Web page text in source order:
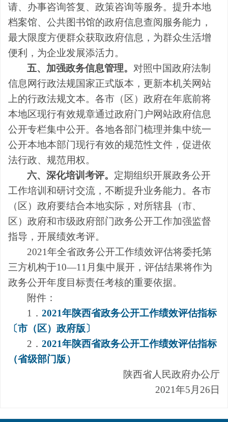
请、办事咨询答复、政策咨询等服务。提升本地
档案馆、公共图书馆的政府信息查阅服务能力，
最大限度方便群众获取政府信息，为群众生活增
便利，为企业发展添活力。
五、加强政务信息管理。 对照中国政府法制
信息网行政法规国家正式版本，更新本机关网站
上的行政法规文本。各市（区）政府在年底前将
本地区现行有效规章通过政府门户网站政府信息
公开专栏集中公开。各地各部门梳理并集中统一
公开本地本部门现行有效的规范性文件，促进依
法行政、规范用权。
六、深化培训考评。 定期组织开展政务公开
工作培训和研讨交流，不断提升业务能力。各市
（区）政府要结合本地实际，对所辖县（市、
区）政府和市级政府部门政务公开工作加强监督
指导，开展绩效考评。
2021年全省政务公开工作绩效评估将委托第
三方机构于10—11月集中展开，评估结果将作为
政务公开年度目标责任考核的重要依据。
附件：
1．2021年陕西省政务公开工作绩效评估指标
〔市（区）政府版〕
2．2021年陕西省政务公开工作绩效评估指标
（省级部门版）
陕西省人民政府办公厅
2021年5月26日